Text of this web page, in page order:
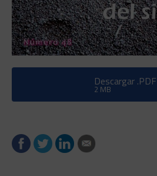
Descargar .PDF
2 MB